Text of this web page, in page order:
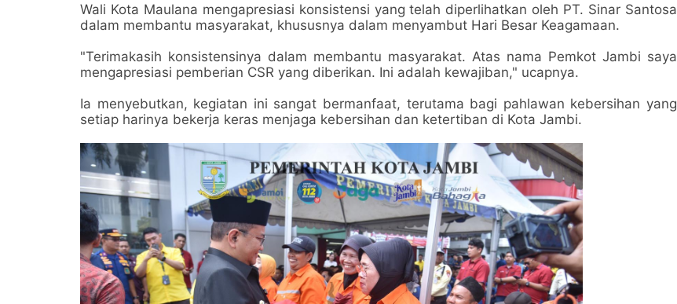
Wali Kota Maulana mengapresiasi konsistensi yang telah diperlihatkan oleh PT. Sinar Santosa
dalam membantu masyarakat, khususnya dalam menyambut Hari Besar Keagamaan.
"Terimakasih konsistensinya dalam membantu masyarakat. Atas nama Pemkot Jambi saya
mengapresiasi pemberian CSR yang diberikan. Ini adalah kewajiban," ucapnya.
Ia menyebutkan, kegiatan ini sangat bermanfaat, terutama bagi pahlawan kebersihan yang
setiap harinya bekerja keras menjaga kebersihan dan ketertiban di Kota Jambi.